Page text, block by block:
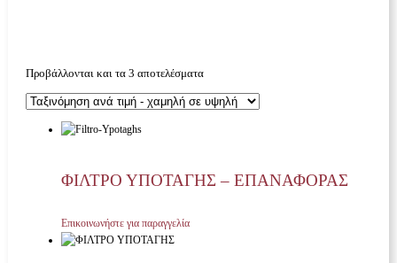
Προβάλλονται και τα 3 αποτελέσματα
ΦΙΛΤΡΟ ΥΠΟΤΑΓΗΣ – ΕΠΑΝΑΦΟΡΑΣ
Επικοινωνήστε για παραγγελία